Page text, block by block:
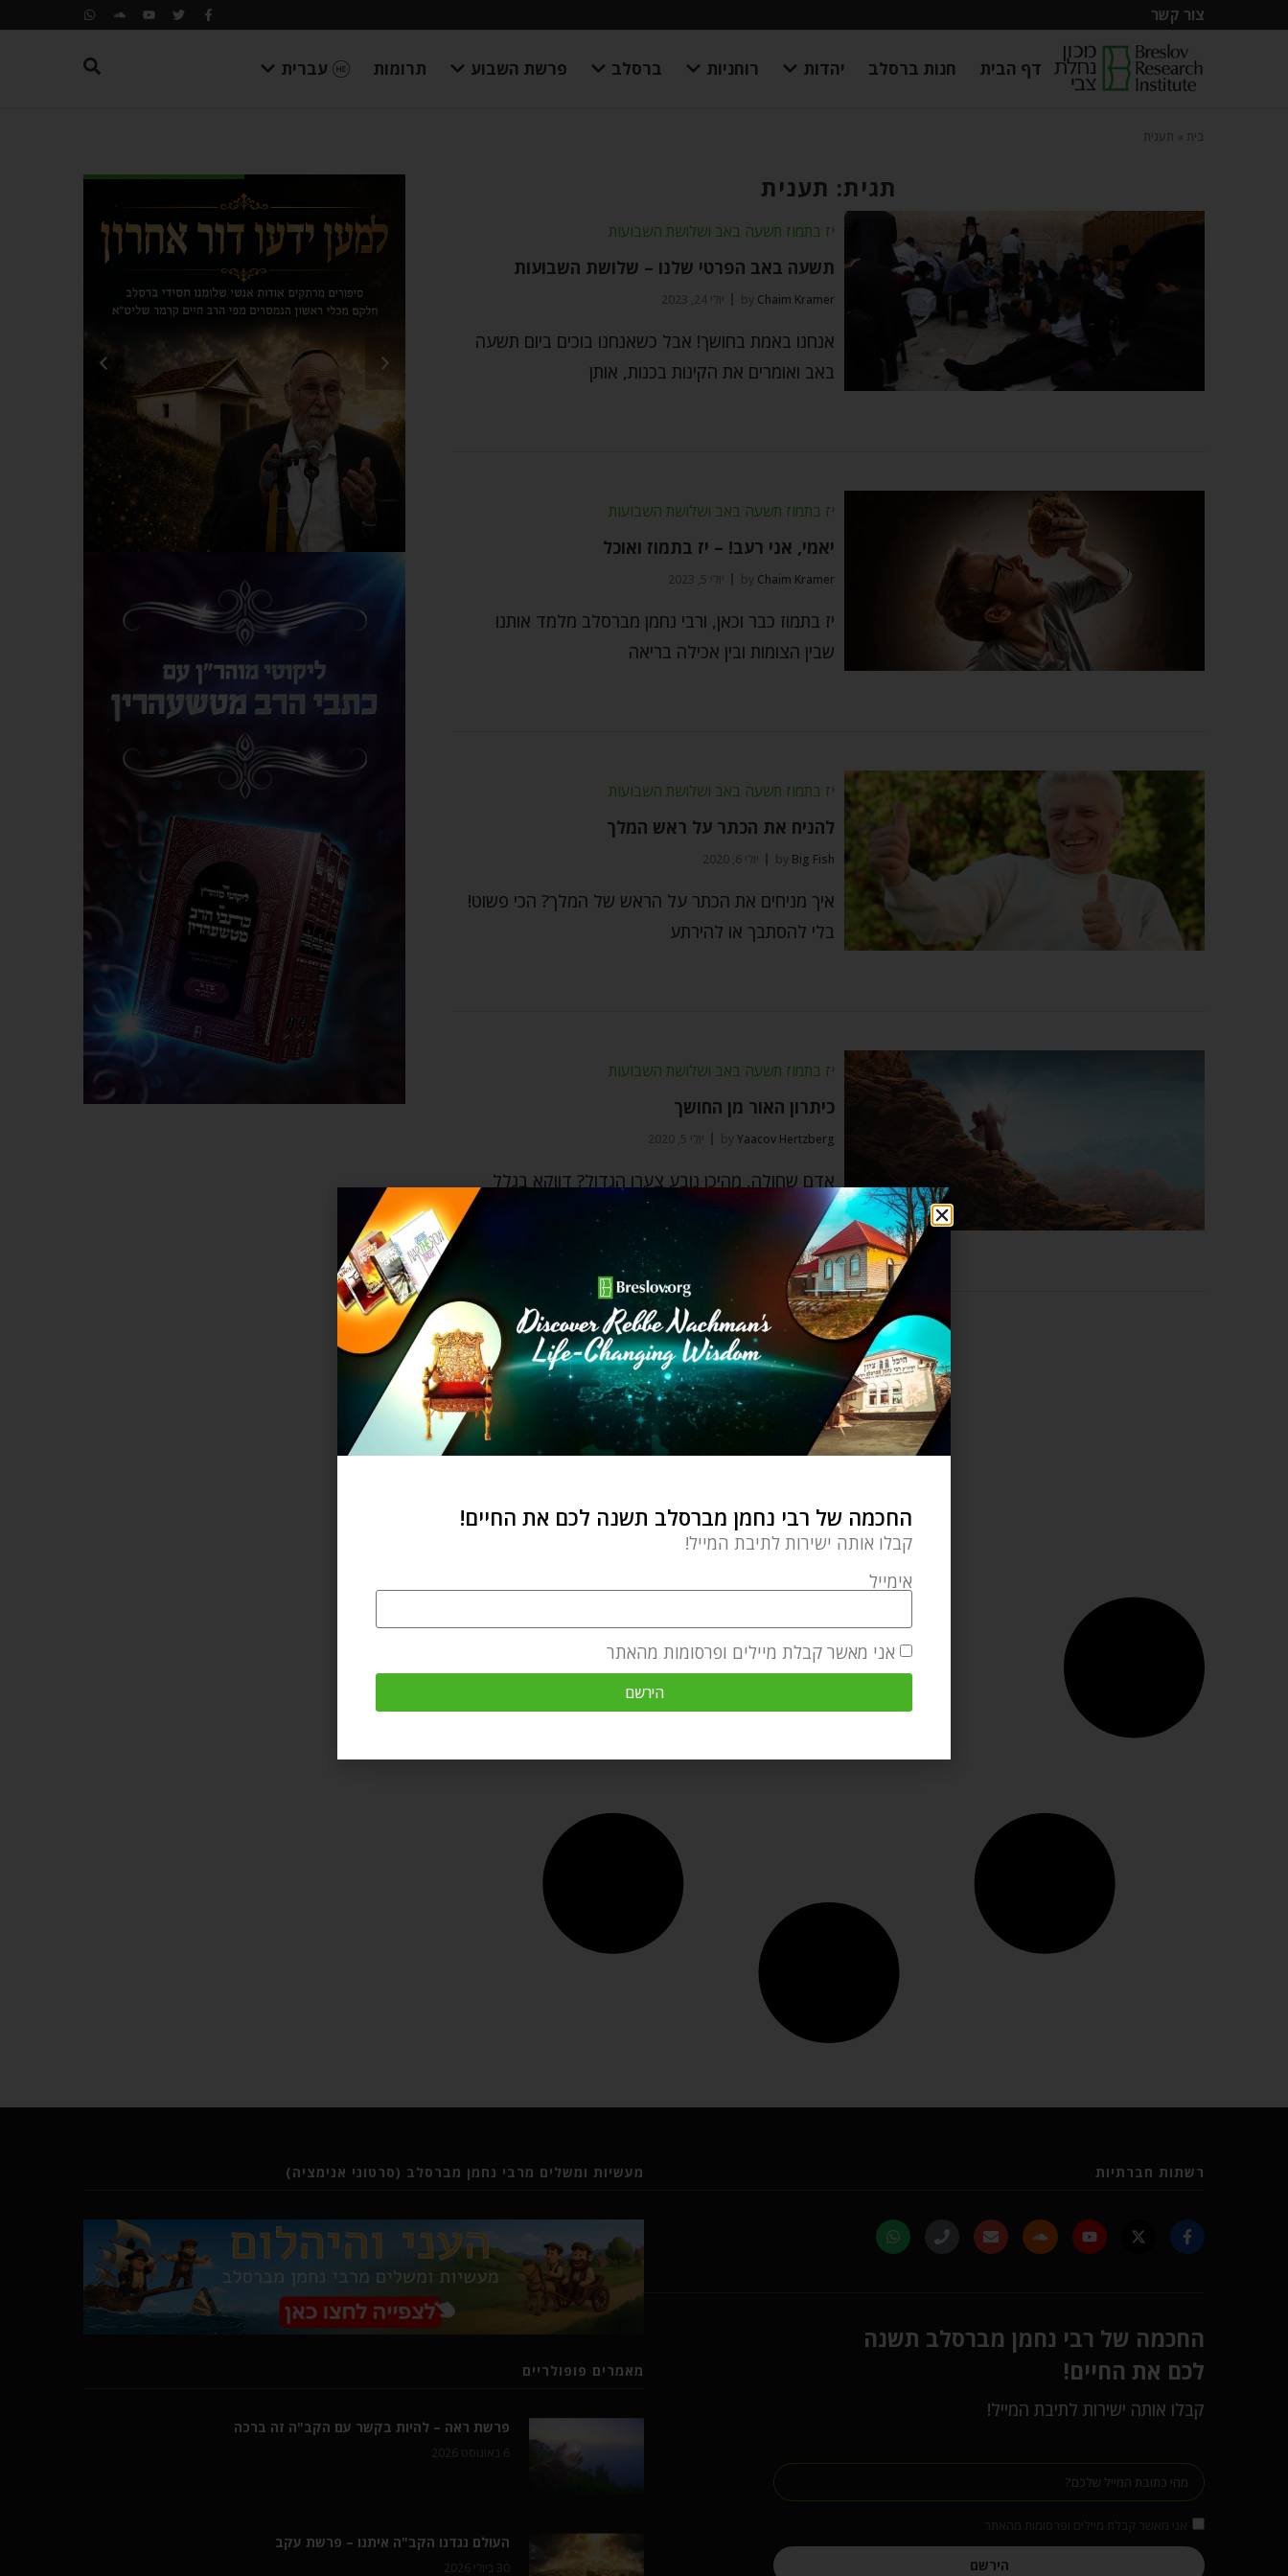
צור קשר
דף הבית חנות ברסלב יהדות רוחניות ברסלב פרשת השבוע תרומות עברית
בית תענית
תגית: תענית
יז בתמוז תשעה באב ושלושת השבועות
תשעה באב הפרטי שלנו – שלושת השבועות
by Chaim Kramer יולי 24, 2023
אנחנו באמת בחושך! אבל כשאנחנו בוכים ביום תשעה
באב ואומרים את הקינות בכנות, אותן
יז בתמוז תשעה באב ושלושת השבועות
יאמי, אני רעב! – יז בתמוז ואוכל
by Chaim Kramer יולי 5, 2023
יז בתמוז כבר וכאן, ורבי נחמן מברסלב מלמד אותנו
שבין הצומות ובין אכילה בריאה
יז בתמוז תשעה באב ושלושת השבועות
להניח את הכתר על ראש המלך
by Big Fish יולי 6, 2020
איך מניחים את הכתר על הראש של המלך? הכי פשוט!
בלי להסתבך או להירתע
יז בתמוז תשעה באב ושלושת השבועות
כיתרון האור מן החושך
by Yaacov Hertzberg יולי 5, 2020
אדם שחולה, מהיכן נובע צערו הגדול? דווקא בגלל
שהוא יודע שיש מצב תקין שבו
רשתות חברתיות
החכמה של רבי נחמן מברסלב תשנה
לכם את החיים!
קבלו אותה ישירות לתיבת המייל!
הירשם
מעשיות ומשלים מרבי נחמן מברסלב (סרטוני אנימציה)
מאמרים פופולריים
פרשת ראה – להיות בקשר עם הקב"ה זה ברכה
העולם נגדנו הקב"ה איתנו – פרשת עקב
החכמה של רבי נחמן מברסלב תשנה לכם את החיים!
קבלו אותה ישירות לתיבת המייל!
אימייל
אני מאשר קבלת מיילים ופרסומות מהאתר
הירשם